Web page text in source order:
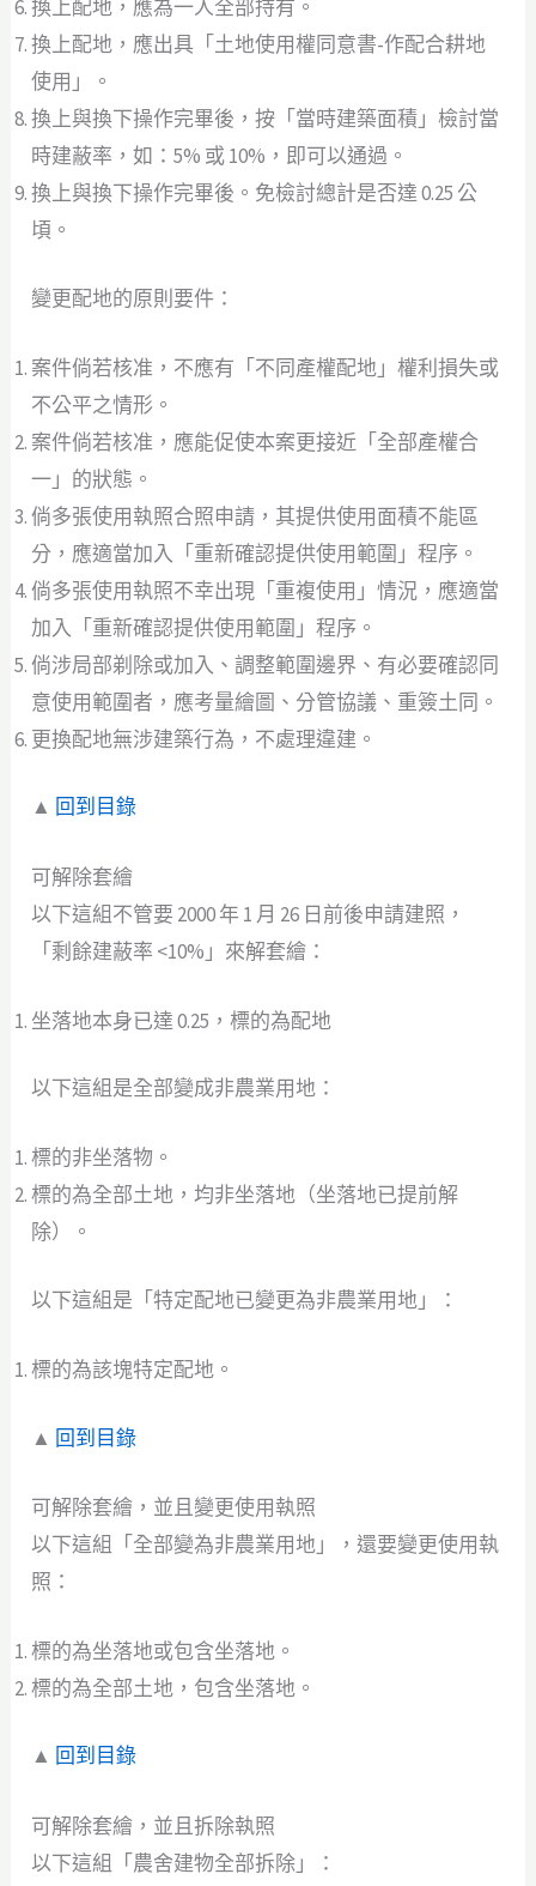
換上配地，應為一人全部持有。
換上配地，應出具「土地使用權同意書-作配合耕地
使用」。
換上與換下操作完畢後，按「當時建築面積」檢討當
時建蔽率，如：5% 或 10%，即可以通過。
換上與換下操作完畢後。免檢討總計是否達 0.25 公
頃。
變更配地的原則要件：
案件倘若核准，不應有「不同產權配地」權利損失或
不公平之情形。
案件倘若核准，應能促使本案更接近「全部產權合
一」的狀態。
倘多張使用執照合照申請，其提供使用面積不能區
分，應適當加入「重新確認提供使用範圍」程序。
倘多張使用執照不幸出現「重複使用」情況，應適當
加入「重新確認提供使用範圍」程序。
倘涉局部剃除或加入、調整範圍邊界、有必要確認同
意使用範圍者，應考量繪圖、分管協議、重簽土同。
更換配地無涉建築行為，不處理違建。
▲ 回到目錄
可解除套繪
以下這組不管要 2000 年 1 月 26 日前後申請建照，
「剩餘建蔽率 <10%」來解套繪：
坐落地本身已達 0.25，標的為配地
以下這組是全部變成非農業用地：
標的非坐落物。
標的為全部土地，均非坐落地（坐落地已提前解
除）。
以下這組是「特定配地已變更為非農業用地」：
標的為該塊特定配地。
▲ 回到目錄
可解除套繪，並且變更使用執照
以下這組「全部變為非農業用地」，還要變更使用執
照：
標的為坐落地或包含坐落地。
標的為全部土地，包含坐落地。
▲ 回到目錄
可解除套繪，並且拆除執照
以下這組「農舍建物全部拆除」：